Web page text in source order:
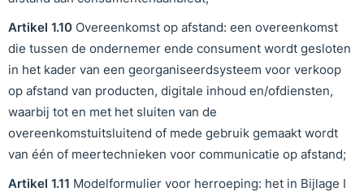
Artikel 1.10 Overeenkomst op afstand: een overeenkomst
die tussen de ondernemer ende consument wordt gesloten
in het kader van een georganiseerdsysteem voor verkoop
op afstand van producten, digitale inhoud en/ofdiensten,
waarbij tot en met het sluiten van de
overeenkomstuitsluitend of mede gebruik gemaakt wordt
van één of meertechnieken voor communicatie op afstand;
Artikel 1.11 Modelformulier voor herroeping: het in Bijlage I